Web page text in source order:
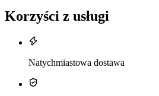
Korzyści z usługi
Natychmiastowa dostawa